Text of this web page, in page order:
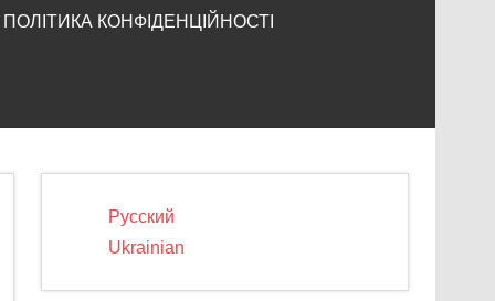
ПОЛІТИКА КОНФІДЕНЦІЙНОСТІ
Русский
Ukrainian